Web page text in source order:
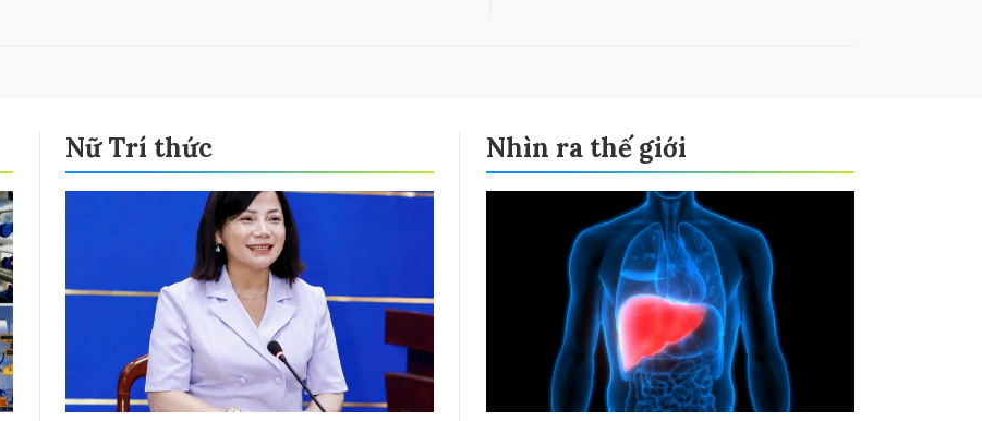
Nữ Trí thức Nhìn ra thế giới